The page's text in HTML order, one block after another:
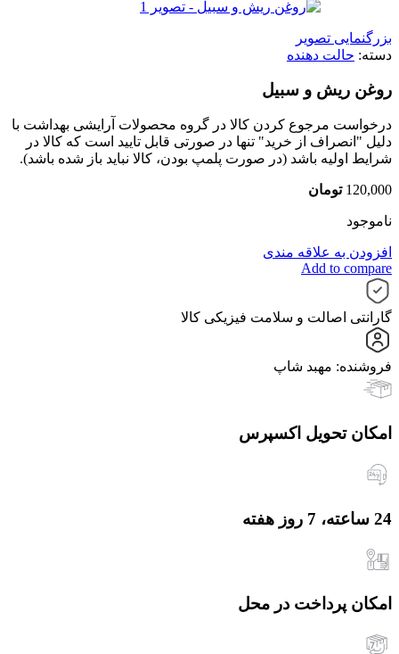
بزرگنمایی تصویر
دسته: حالت دهنده
روغن ریش و سبیل
درخواست مرجوع کردن کالا در گروه محصولات آرایشی بهداشت با
دلیل "انصراف از خرید" تنها در صورتی قابل تایید است که کالا در
شرایط اولیه باشد (در صورت پلمپ بودن، کالا نباید باز شده باشد).
120,000 تومان
ناموجود
افزودن به علاقه مندی
Add to compare
گارانتی اصالت و سلامت فیزیکی کالا
فروشنده: مهبد شاپ
امکان تحویل اکسپرس
24 ساعته، 7 روز هفته
امکان پرداخت در محل